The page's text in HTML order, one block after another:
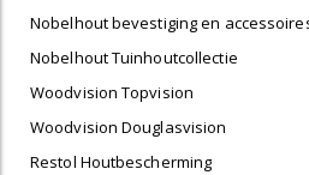
Nobelhout bevestiging en
Nobelhout Tuinhoutcollectie
Woodvision Topvision
Woodvision Douglasvision
Restol Houtbescherming